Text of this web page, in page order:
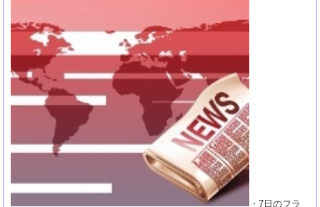
・7日のフラ